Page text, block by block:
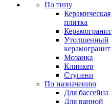
По типу
Керамическая
плитка
Керамогранит
Утолщенный
керамогранит
Мозаика
Клинкер
Ступени
По назначению
Для бассейна
Для ванной